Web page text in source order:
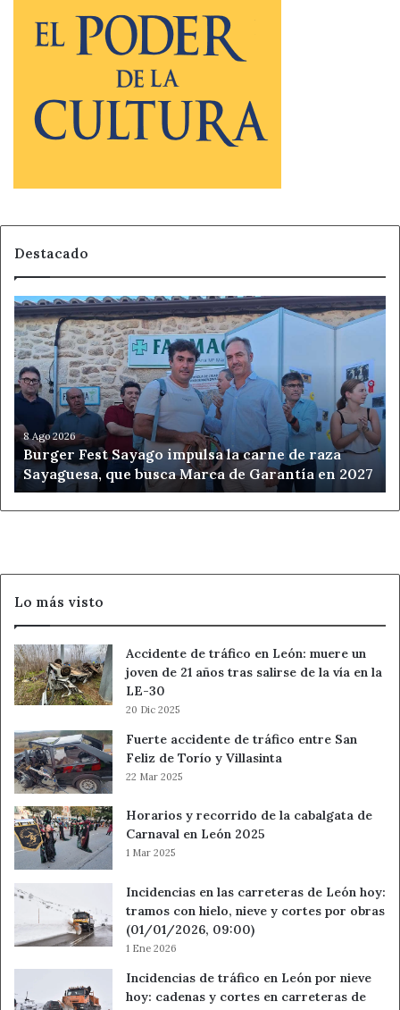
Destacado
Burger
Fest
Sayago
impulsa
la
carne
raza
Sayaguesa,
que
busca
Marca
8 Ago 2026
Burger Fest Sayago impulsa la carne de raza
Sayaguesa, que busca Marca de Garantía en 2027
Lo más visto
Accidente de tráfico en León: muere un
joven de 21 años tras salirse de la vía en la
LE-30
20 Dic 2025
Fuerte accidente de tráfico entre San
Feliz de Torío y Villasinta
22 Mar 2025
Horarios y recorrido de la cabalgata de
Carnaval en León 2025
1 Mar 2025
Incidencias en las carreteras de León hoy:
tramos con hielo, nieve y cortes por obras
(01/01/2026, 09:00)
1 Ene 2026
Incidencias de tráfico en León por nieve
hoy: cadenas y cortes en carreteras de